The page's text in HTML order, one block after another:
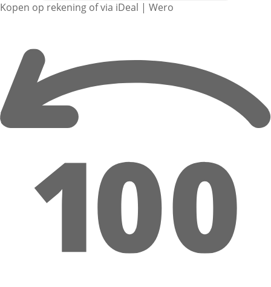
Kopen op rekening of via iDeal | Wero